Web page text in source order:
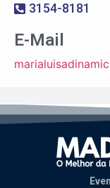
3154-8181
E-Mail